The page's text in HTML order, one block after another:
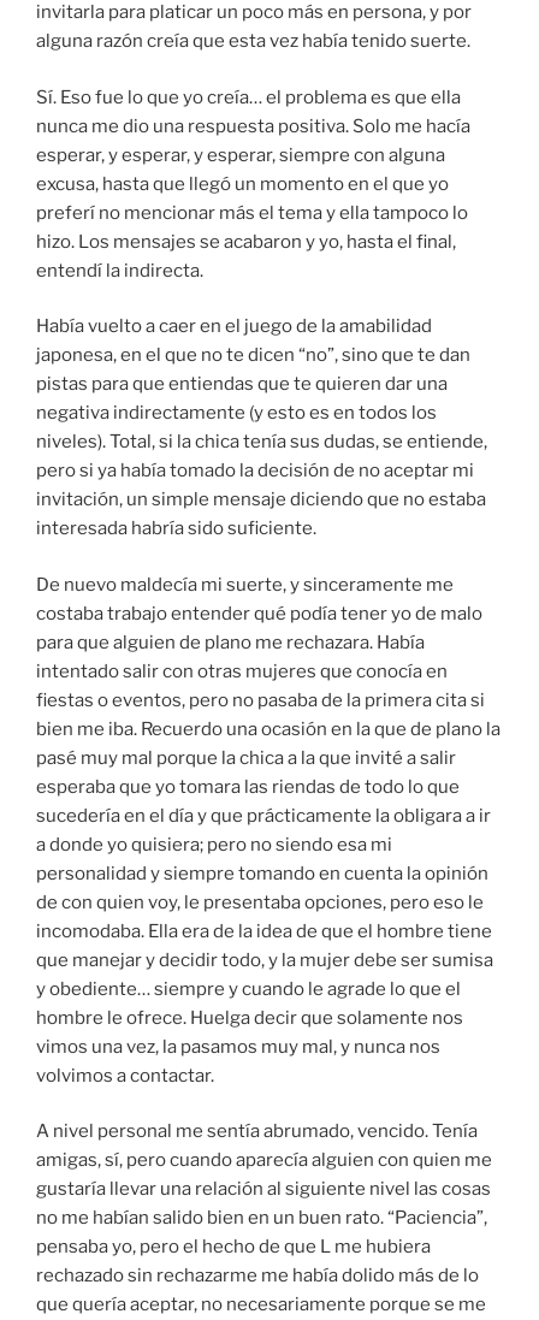
invitarla para platicar un poco más en persona, y por
alguna razón creía que esta vez había tenido suerte.
Sí. Eso fue lo que yo creía… el problema es que ella
nunca me dio una respuesta positiva. Solo me hacía
esperar, y esperar, y esperar, siempre con alguna
excusa, hasta que llegó un momento en el que yo
preferí no mencionar más el tema y ella tampoco lo
hizo. Los mensajes se acabaron y yo, hasta el final,
entendí la indirecta.
Había vuelto a caer en el juego de la amabilidad
japonesa, en el que no te dicen “no”, sino que te dan
pistas para que entiendas que te quieren dar una
negativa indirectamente (y esto es en todos los
niveles). Total, si la chica tenía sus dudas, se entiende,
pero si ya había tomado la decisión de no aceptar mi
invitación, un simple mensaje diciendo que no estaba
interesada habría sido suficiente.
De nuevo maldecía mi suerte, y sinceramente me
costaba trabajo entender qué podía tener yo de malo
para que alguien de plano me rechazara. Había
intentado salir con otras mujeres que conocía en
fiestas o eventos, pero no pasaba de la primera cita si
bien me iba. Recuerdo una ocasión en la que de plano la
pasé muy mal porque la chica a la que invité a salir
esperaba que yo tomara las riendas de todo lo que
sucedería en el día y que prácticamente la obligara a ir
a donde yo quisiera; pero no siendo esa mi
personalidad y siempre tomando en cuenta la opinión
de con quien voy, le presentaba opciones, pero eso le
incomodaba. Ella era de la idea de que el hombre tiene
que manejar y decidir todo, y la mujer debe ser sumisa
y obediente… siempre y cuando le agrade lo que el
hombre le ofrece. Huelga decir que solamente nos
vimos una vez, la pasamos muy mal, y nunca nos
volvimos a contactar.
A nivel personal me sentía abrumado, vencido. Tenía
amigas, sí, pero cuando aparecía alguien con quien me
gustaría llevar una relación al siguiente nivel las cosas
no me habían salido bien en un buen rato. “Paciencia”,
pensaba yo, pero el hecho de que L me hubiera
rechazado sin rechazarme me había dolido más de lo
que quería aceptar, no necesariamente porque se me